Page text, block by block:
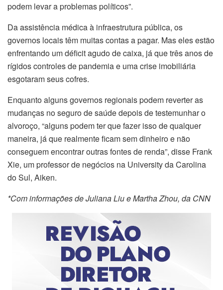
podem levar a problemas políticos”.
Da assistência médica à infraestrutura pública, os
governos locais têm muitas contas a pagar. Mas eles estão
enfrentando um déficit agudo de caixa, já que três anos de
rígidos controles de pandemia e uma crise imobiliária
esgotaram seus cofres.
Enquanto alguns governos regionais podem reverter as
mudanças no seguro de saúde depois de testemunhar o
alvoroço, “alguns podem ter que fazer isso de qualquer
maneira, já que realmente ficam sem dinheiro e não
conseguem encontrar outras fontes de renda”, disse Frank
Xie, um professor de negócios na University da Carolina
do Sul, Aiken.
*Com informações de Juliana Liu e Martha Zhou, da CNN